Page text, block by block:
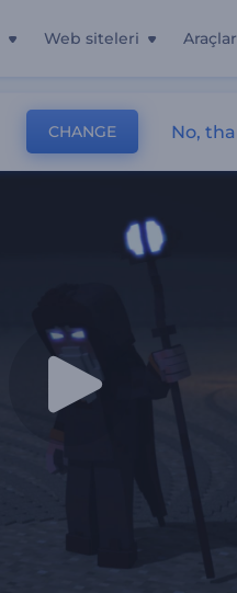
Web siteleri Araçlar
CHANGE No,